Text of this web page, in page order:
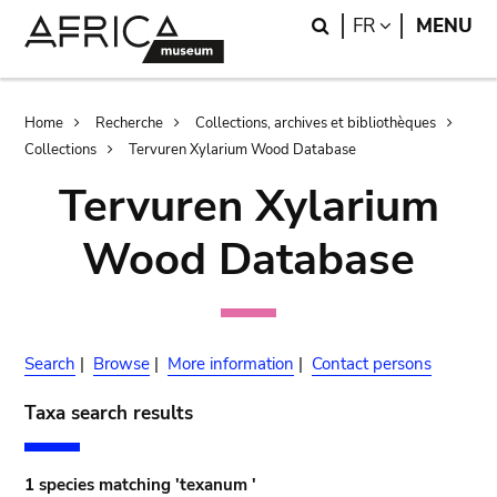
Search
FR LANGUAGE
MENU
Breadcrumb
Home Recherche
Collections, archives et bibliothèques
Collections
Tervuren Xylarium Wood Database
Tervuren Xylarium
Wood Database
Search | Browse | More information | Contact persons
Taxa search results
1 species matching 'texanum '